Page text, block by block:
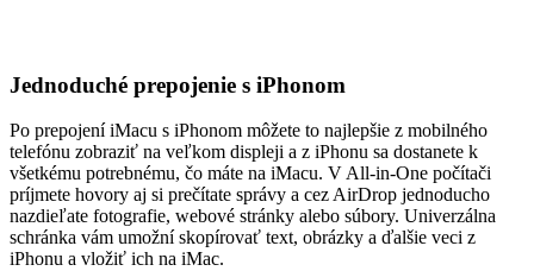
Jednoduché prepojenie s iPhonom
Po prepojení iMacu s iPhonom môžete to najlepšie z mobilného
telefónu zobraziť na veľkom displeji a z iPhonu sa dostanete k
všetkému potrebnému, čo máte na iMacu. V All-in-One počítači
príjmete hovory aj si prečítate správy a cez AirDrop jednoducho
nazdieľate fotografie, webové stránky alebo súbory. Univerzálna
schránka vám umožní skopírovať text, obrázky a ďalšie veci z
iPhonu a vložiť ich na iMac.